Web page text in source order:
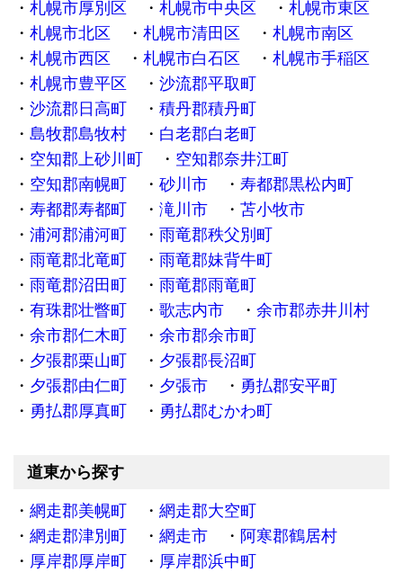
札幌市厚別区
札幌市中央区
札幌市東区
札幌市北区
札幌市清田区
札幌市南区
札幌市西区
札幌市白石区
札幌市手稲区
札幌市豊平区
沙流郡平取町
沙流郡日高町
積丹郡積丹町
島牧郡島牧村
白老郡白老町
空知郡上砂川町
空知郡奈井江町
空知郡南幌町
砂川市
寿都郡黒松内町
寿都郡寿都町
滝川市
苫小牧市
浦河郡浦河町
雨竜郡秩父別町
雨竜郡北竜町
雨竜郡妹背牛町
雨竜郡沼田町
雨竜郡雨竜町
有珠郡壮瞥町
歌志内市
余市郡赤井川村
余市郡仁木町
余市郡余市町
夕張郡栗山町
夕張郡長沼町
夕張郡由仁町
夕張市
勇払郡安平町
勇払郡厚真町
勇払郡むかわ町
道東から探す
網走郡美幌町
網走郡大空町
網走郡津別町
網走市
阿寒郡鶴居村
厚岸郡厚岸町
厚岸郡浜中町